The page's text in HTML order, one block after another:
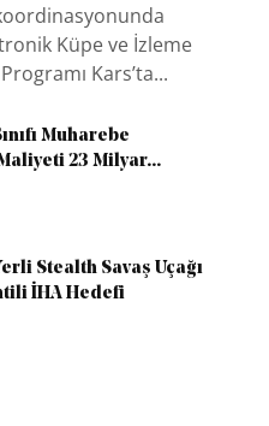
Küpe ve İzleme
Kars’ta...
Muharebe
23 Milyar...
Stealth Savaş Uçağı
İHA Hedefi